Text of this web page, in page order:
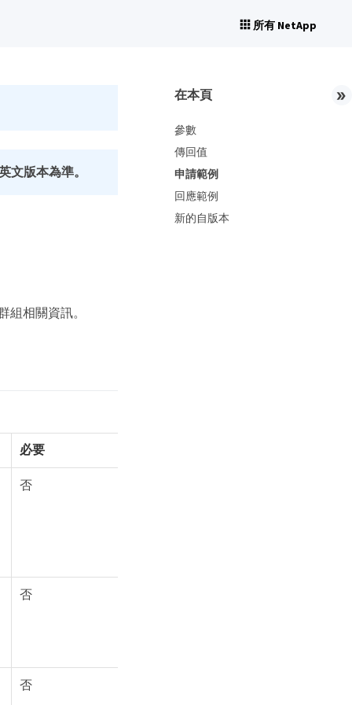
所有 NetApp
文版本為準。
組相關資訊。
必要
否
否
否
在本頁
參數
傳回值
申請範例
回應範例
新的自版本